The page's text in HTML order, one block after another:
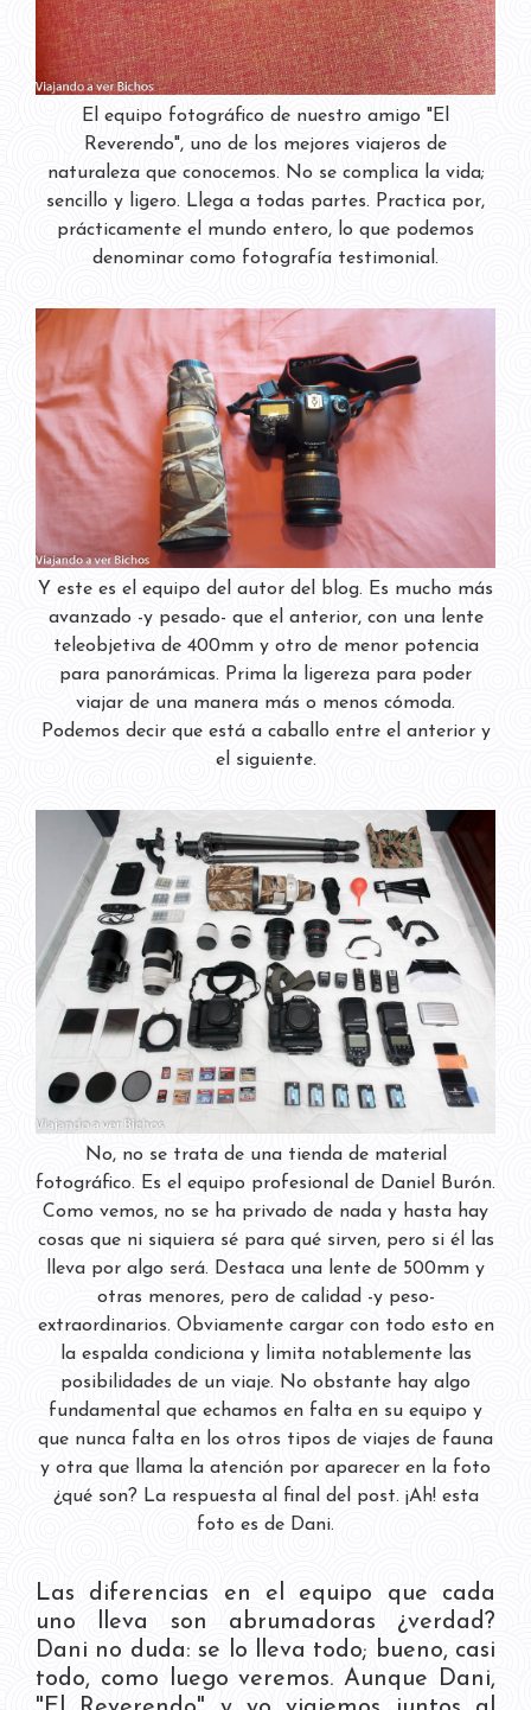
El equipo fotográfico de nuestro amigo "El
Reverendo", uno de los mejores viajeros de
naturaleza que conocemos. No se complica la vida;
sencillo y ligero. Llega a todas partes. Practica por,
prácticamente el mundo entero, lo que podemos
denominar como fotografía testimonial.
Y este es el equipo del autor del blog. Es mucho más
avanzado -y pesado- que el anterior, con una lente
teleobjetiva de 400mm y otro de menor potencia
para panorámicas. Prima la ligereza para poder
viajar de una manera más o menos cómoda.
Podemos decir que está a caballo entre el anterior y
el siguiente.
No, no se trata de una tienda de material
fotográfico. Es el equipo profesional de Daniel Burón.
Como vemos, no se ha privado de nada y hasta hay
cosas que ni siquiera sé para qué sirven, pero si él las
lleva por algo será. Destaca una lente de 500mm y
otras menores, pero de calidad -y peso-
extraordinarios. Obviamente cargar con todo esto en
la espalda condiciona y limita notablemente las
posibilidades de un viaje. No obstante hay algo
fundamental que echamos en falta en su equipo y
que nunca falta en los otros tipos de viajes de fauna
y otra que llama la atención por aparecer en la foto
¿qué son? La respuesta al final del post. ¡Ah! esta
foto es de Dani.
Las diferencias en el equipo que cada
uno lleva son abrumadoras ¿verdad?
Dani no duda: se lo lleva todo; bueno, casi
todo, como luego veremos. Aunque Dani,